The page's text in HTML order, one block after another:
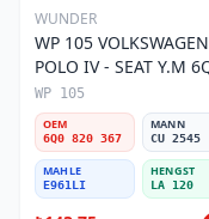
WUNDER
WP 105 VOLKSWAGEN
POLO IV - SEAT Y.M 6Q0
820 367 Polen Filtresi
WP 105
OEM
6Q0 820 367
MANN
CU 2545
MAHLE
E961LI
HENGST
LA 120